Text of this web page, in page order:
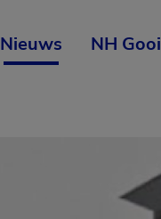
Nieuws NH Gooi